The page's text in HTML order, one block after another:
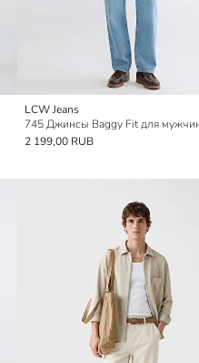
LCW Jeans
745 Джинсы Baggy Fit для
2 199,00 RUB